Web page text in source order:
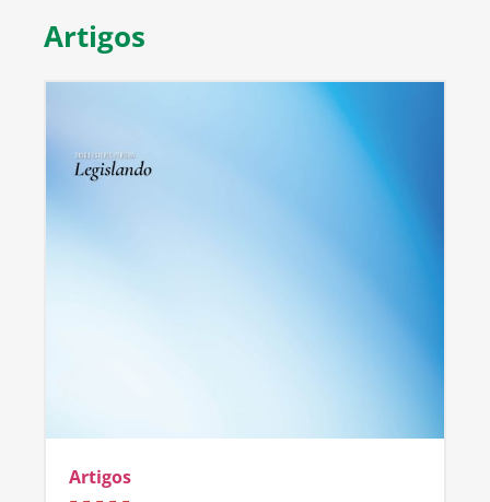
Artigos
Artigos